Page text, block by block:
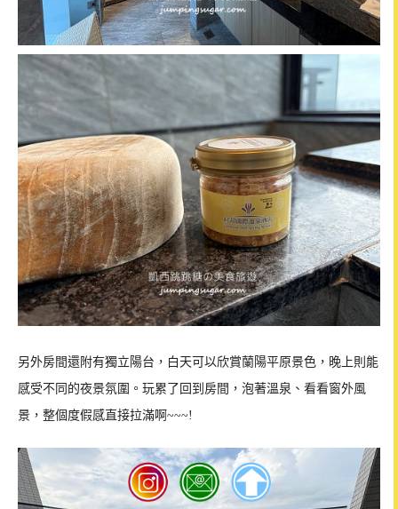
另外房間還附有獨立陽台，白天可以欣賞蘭陽平原景色，晚上則能
感受不同的夜景氛圍。玩累了回到房間，泡著溫泉、看看窗外風
景，整個度假感直接拉滿啊~~~!